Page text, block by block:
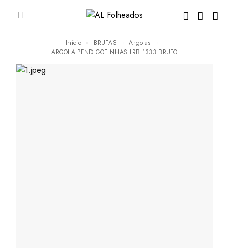
Início BRUTAS
Argolas
ARGOLA PEND GOTINHAS LRB 1333 BRUTO